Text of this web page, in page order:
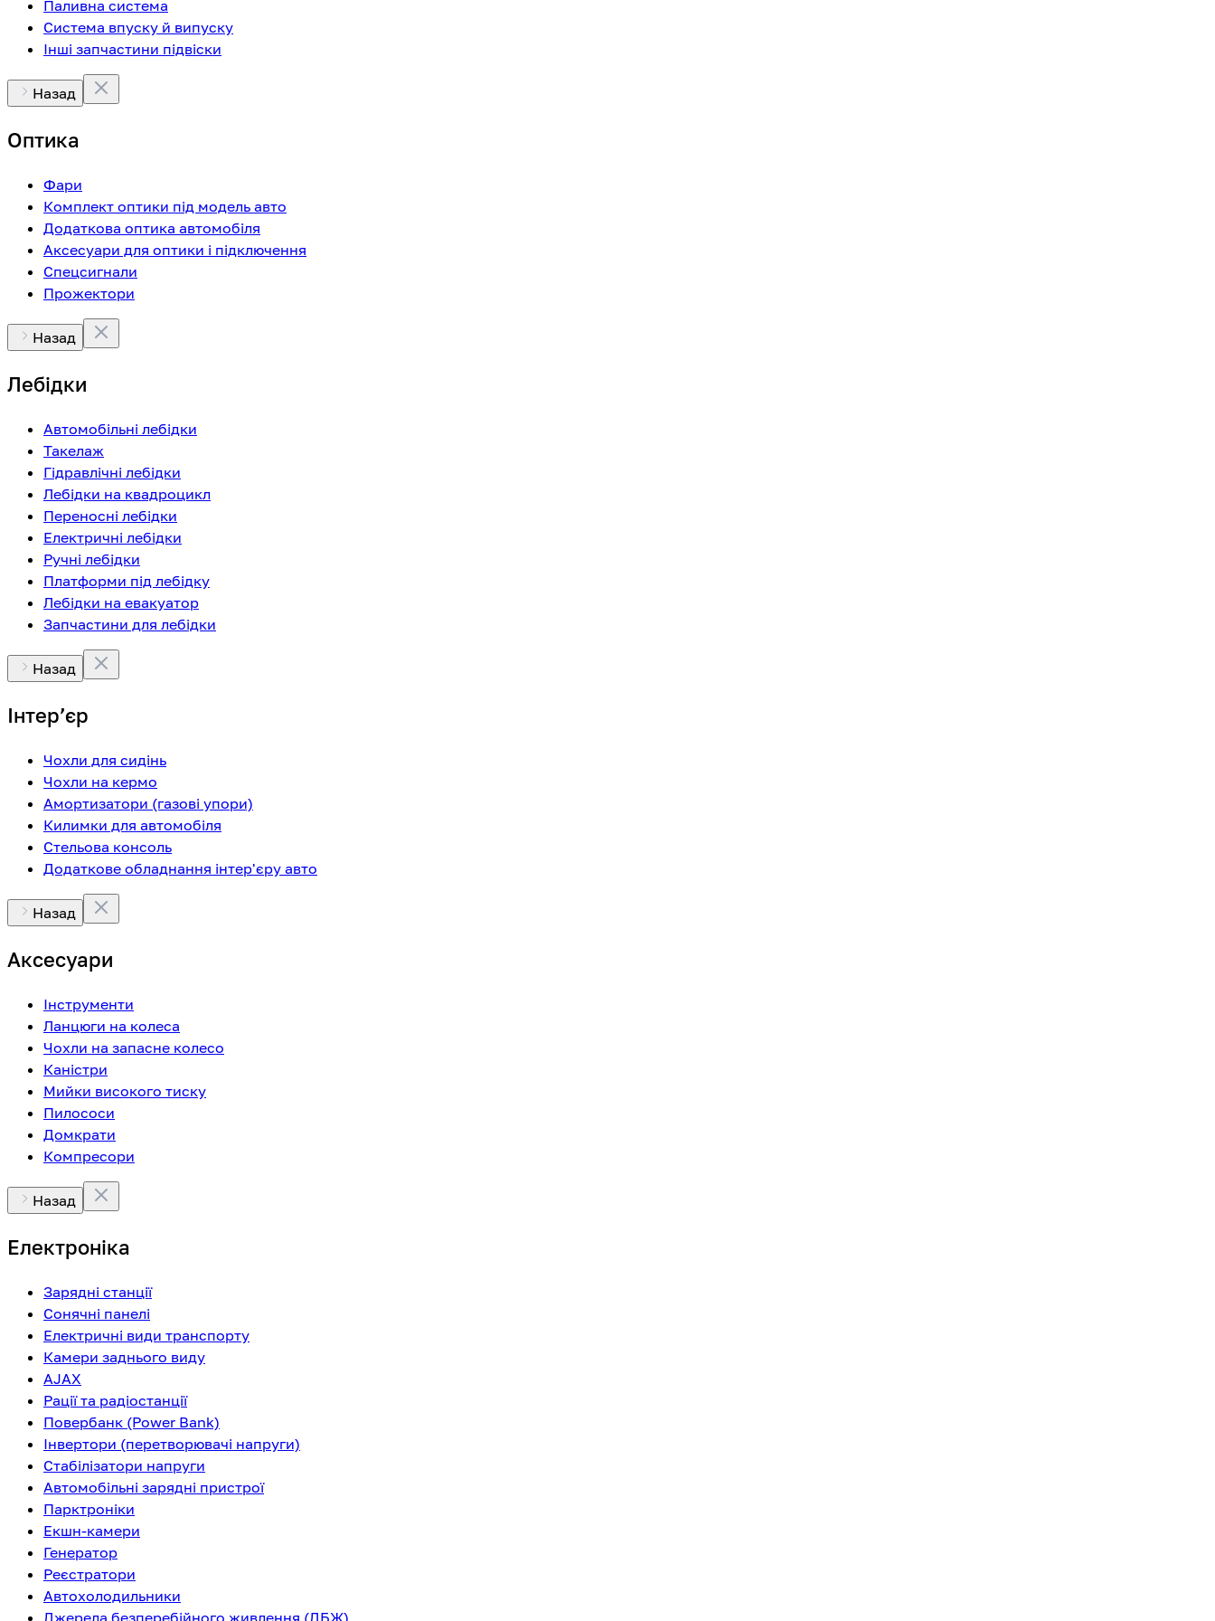
Паливна система
Система впуску й випуску
Інші запчастини підвіски
Назад
Оптика
Фари
Комплект оптики під модель авто
Додаткова оптика автомобіля
Аксесуари для оптики і підключення
Спецсигнали
Прожектори
Назад
Лебідки
Автомобільні лебідки
Такелаж
Гідравлічні лебідки
Лебідки на квадроцикл
Переносні лебідки
Електричні лебідки
Ручні лебідки
Платформи під лебідку
Лебідки на евакуатор
Запчастини для лебідки
Назад
Інтерʼєр
Чохли для сидінь
Чохли на кермо
Амортизатори (газові упори)
Килимки для автомобіля
Стельова консоль
Додаткове обладнання інтер'єру авто
Назад
Аксесуари
Інструменти
Ланцюги на колеса
Чохли на запасне колесо
Каністри
Мийки високого тиску
Пилососи
Домкрати
Компресори
Назад
Електроніка
Зарядні станції
Сонячні панелі
Електричні види транспорту
Камери заднього виду
AJAX
Рації та радіостанції
Повербанк (Power Bank)
Інвертори (перетворювачі напруги)
Стабілізатори напруги
Автомобільні зарядні пристрої
Парктроніки
Екшн-камери
Генератор
Реєстратори
Автохолодильники
Джерела безперебійного живлення (ДБЖ)